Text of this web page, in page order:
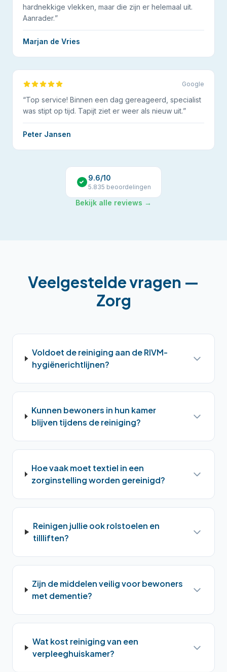
hardnekkige vlekken, maar die zijn er helemaal uit.
Aanrader.”
Marjan de Vries
Google
“Top service! Binnen een dag gereageerd, specialist
was stipt op tijd. Tapijt ziet er weer als nieuw uit.”
Peter Jansen
9.6/10
5.835 beoordelingen
Bekijk alle reviews →
Veelgestelde vragen —
Zorg
Voldoet de reiniging aan de RIVM-
hygiënerichtlijnen?
Kunnen bewoners in hun kamer
blijven tijdens de reiniging?
Hoe vaak moet textiel in een
zorginstelling worden gereinigd?
Reinigen jullie ook rolstoelen en
tillliften?
Zijn de middelen veilig voor bewoners
met dementie?
Wat kost reiniging van een
verpleeghuiskamer?